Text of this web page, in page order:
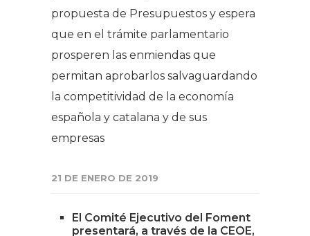
propuesta de Presupuestos y espera
que en el trámite parlamentario
prosperen las enmiendas que
permitan aprobarlos salvaguardando
la competitividad de la economía
española y catalana y de sus
empresas
21 DE ENERO DE 2019
El Comité Ejecutivo del Foment
presentará, a través de la CEOE,